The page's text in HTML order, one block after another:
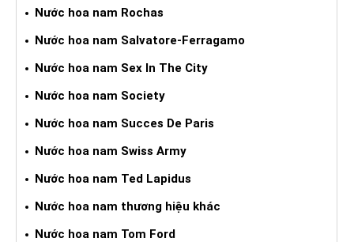
Nước hoa nam Rochas
Nước hoa nam Salvatore-Ferragamo
Nước hoa nam Sex In The City
Nước hoa nam Society
Nước hoa nam Succes De Paris
Nước hoa nam Swiss Army
Nước hoa nam Ted Lapidus
Nước hoa nam thương hiệu khác
Nước hoa nam Tom Ford